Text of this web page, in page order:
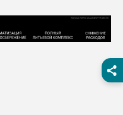
Вакуум-формовочные
Подмосковье, Москва
первый план в